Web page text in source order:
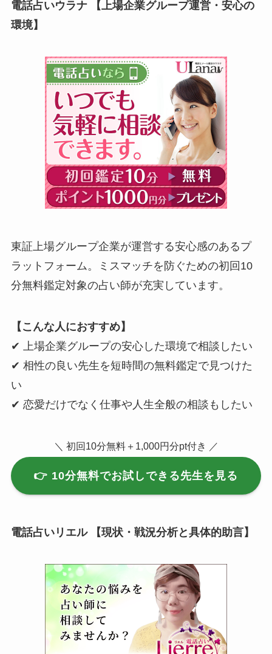
電話占いウラナ 【上場企業グループ運営・安心の
環境】
東証上場グループ企業が運営する安心感のあるプ
ラットフォーム。ミスマッチを防ぐための初回10
分無料鑑定対象の占い師が充実しています。
【こんな人におすすめ】
✔ 上場企業グループの安心した環境で相談したい
✔ 相性の良い先生を短時間の無料鑑定で見つけた
い
✔ 恋愛だけでなく仕事や人生全般の相談もしたい
＼ 初回10分無料＋1,000円分pt付き ／
👉 10分無料でお試しできる先生を見る
電話占いリエル 【現状・戦況分析と具体的助言】